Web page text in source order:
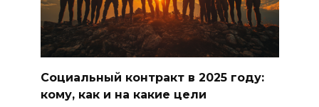
Социальный контракт в 2025 году:
кому, как и на какие цели